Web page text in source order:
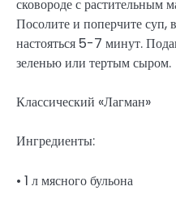
сковороде с растительным
Посолите и поперчите суп,
настояться 5-7 минут.
зеленью или тертым сыром.
Классический «Лагман»
Ингредиенты:
• 1 л мясного бульона